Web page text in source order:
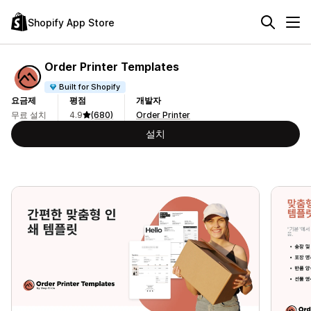
Shopify App Store
Order Printer Templates
Built for Shopify
요금제
무료 설치
평점
4.9
(680)
개발자
Order Printer
설치